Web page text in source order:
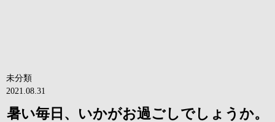
未分類
2021.08.31
暑い毎日、いかがお過ごしでしょうか。